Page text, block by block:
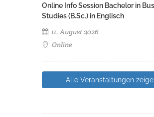
Online Info Session Bachelor in
Studies (B.Sc.) in Englisch
11. August 2026
Online
Alle Veranstaltungen